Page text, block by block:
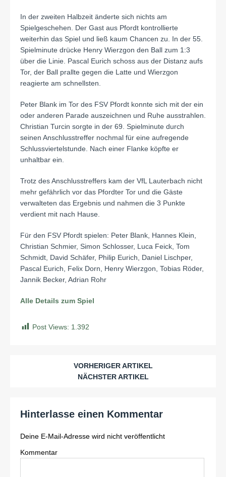
In der zweiten Halbzeit änderte sich nichts am
Spielgeschehen. Der Gast aus Pfordt kontrollierte
weiterhin das Spiel und ließ kaum Chancen zu. In der 55.
Spielminute drücke Henry Wierzgon den Ball zum 1:3
über die Linie. Pascal Eurich schoss aus der Distanz aufs
Tor, der Ball prallte gegen die Latte und Wierzgon
reagierte am schnellsten.
Peter Blank im Tor des FSV Pfordt konnte sich mit der ein
oder anderen Parade auszeichnen und Ruhe ausstrahlen.
Christian Turcin sorgte in der 69. Spielminute durch
seinen Anschlusstreffer nochmal für eine aufregende
Schlussviertelstunde. Nach einer Flanke köpfte er
unhaltbar ein.
Trotz des Anschlusstreffers kam der VfL Lauterbach nicht
mehr gefährlich vor das Pfordter Tor und die Gäste
verwalteten das Ergebnis und nahmen die 3 Punkte
verdient mit nach Hause.
Für den FSV Pfordt spielen: Peter Blank, Hannes Klein,
Christian Schmier, Simon Schlosser, Luca Feick, Tom
Schmidt, David Schäfer, Philip Eurich, Daniel Lischper,
Pascal Eurich, Felix Dorn, Henry Wierzgon, Tobias Röder,
Jannik Becker, Adrian Rohr
Alle Details zum Spiel
Post Views: 1.392
VORHERIGER ARTIKEL
NÄCHSTER ARTIKEL
Hinterlasse einen Kommentar
Deine E-Mail-Adresse wird nicht veröffentlicht
Kommentar